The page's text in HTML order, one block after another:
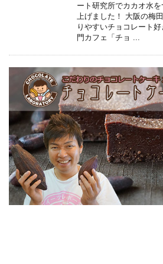
ート研究所でカカオ水
上げました！ 大阪の梅
りやすいチョコレート
門カフェ「チョ ...